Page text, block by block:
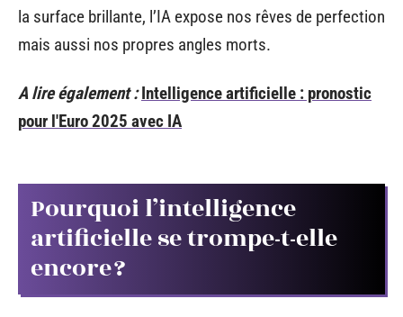
la surface brillante, l’IA expose nos rêves de perfection
mais aussi nos propres angles morts.
A lire également : Intelligence artificielle : pronostic
pour l'Euro 2025 avec IA
Pourquoi l’intelligence
artificielle se trompe-t-elle
encore ?